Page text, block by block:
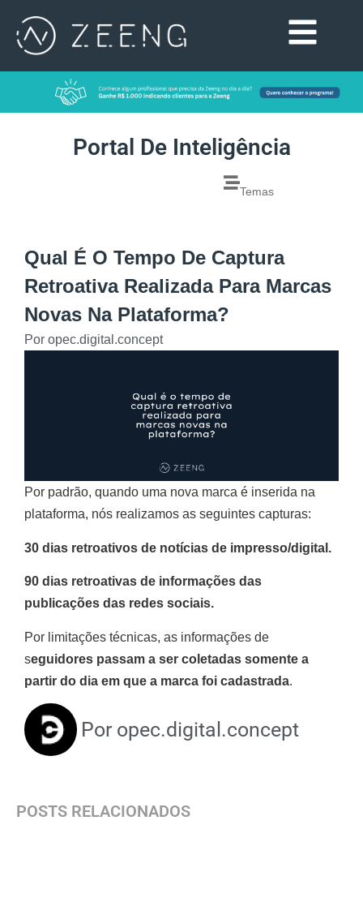
Portal De Inteligência
Temas
Qual É O Tempo De Captura
Retroativa Realizada Para Marcas
Novas Na Plataforma?
Por opec.digital.concept
Por padrão, quando uma nova marca é inserida na
plataforma, nós realizamos as seguintes capturas:
30 dias retroativos de notícias de impresso/digital.
90 dias retroativas de informações das
publicações das redes sociais.
Por limitações técnicas, as informações de
seguidores passam a ser coletadas somente a
partir do dia em que a marca foi cadastrada.
Por opec.digital.concept
POSTS RELACIONADOS